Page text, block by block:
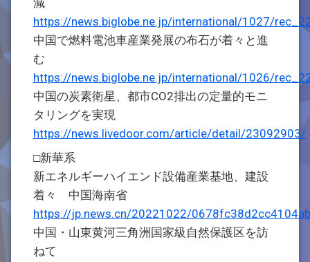
減
https://news.biglobe.ne.jp/international/1027/
中国で燃料電池車産業発展の布石が着々と進
む
https://news.biglobe.ne.jp/international/1026/
中国の炭素衛星、都市CO2排出の定量的モニ
タリングを実現
https://news.livedoor.com/article/detail/23092903/
□新華系
新エネルギーハイエンド設備産業基地、建設
着々 中国海南省
https://jp.news.cn/20221022/
中国・山東黄河三角洲国家級自然保護区を訪
ねて